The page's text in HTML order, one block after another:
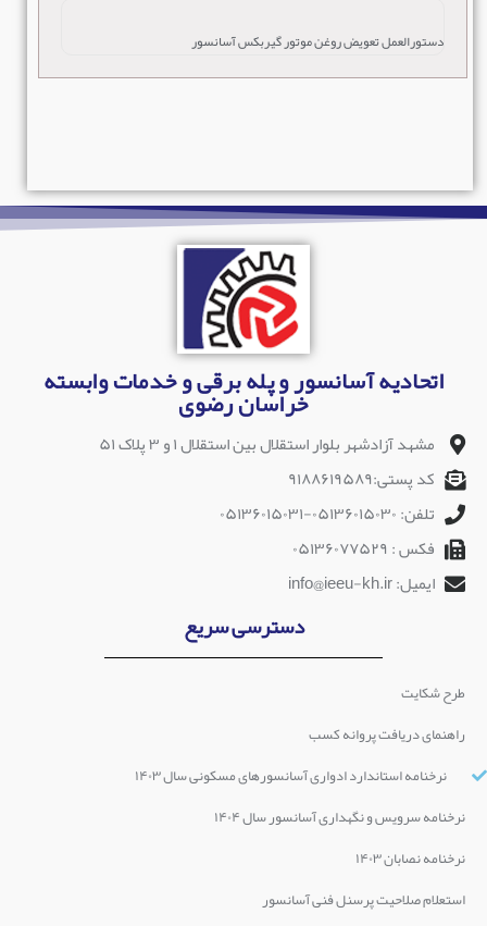
دستورالعمل تعویض روغن موتور گیربکس آسانسور
اتحادیه آسانسور و پله برقی و خدمات وابسته
خراسان رضوی
مشهد آزادشهر بلوار استقلال بین استقلال ۱ و ۳ پلاک ۵۱
کد پستی:۹۱۸۸۶۱۹۵۸۹
تلفن: ۰۵۱۳۶۰۱۵۰۳۰-۰۵۱۳۶۰۱۵۰۳۱
فکس : ۰۵۱۳۶۰۷۷۵۲۹
ایمیل: info@ieeu-kh.ir
دسترسی سریع
طرح شکایت
راهنمای دریافت پروانه کسب
نرخنامه استاندارد ادواری آسانسورهای مسکونی سال ۱۴۰۳
نرخنامه سرویس و نگهداری آسانسور سال ۱۴۰۴
نرخنامه نصابان ۱۴۰۳
استعلام صلاحیت پرسنل فنی آسانسور